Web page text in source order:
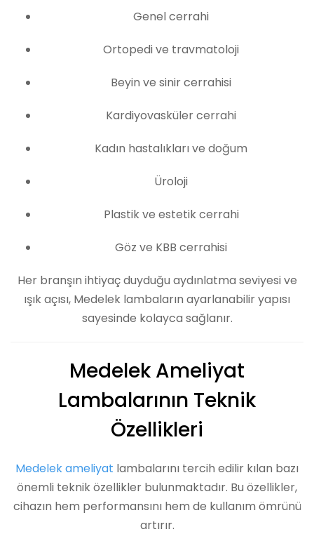
Genel cerrahi
Ortopedi ve travmatoloji
Beyin ve sinir cerrahisi
Kardiyovasküler cerrahi
Kadın hastalıkları ve doğum
Üroloji
Plastik ve estetik cerrahi
Göz ve KBB cerrahisi
Her branşın ihtiyaç duyduğu aydınlatma seviyesi ve
ışık açısı, Medelek lambaların ayarlanabilir yapısı
sayesinde kolayca sağlanır.
Medelek Ameliyat
Lambalarının Teknik
Özellikleri
Medelek ameliyat lambalarını tercih edilir kılan bazı
önemli teknik özellikler bulunmaktadır. Bu özellikler,
cihazın hem performansını hem de kullanım ömrünü
artırır.